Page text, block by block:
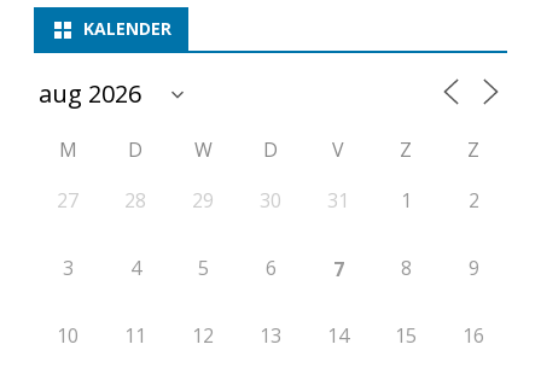
KALENDER
M D W D V Z
Z
27
28 29 30 31 1 2
3 4 5 6 7 8 9
10 11 12 13 14 15 16